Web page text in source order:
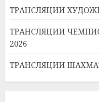
ТРАНСЛЯЦИИ
ТРАНСЛЯЦИИ
2026
ТРАНСЛЯЦИИ